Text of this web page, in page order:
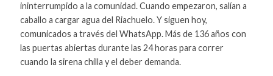
ininterrumpido a la comunidad. Cuando empezaron, salían a
caballo a cargar agua del Riachuelo. Y siguen hoy,
comunicados a través del WhatsApp. Más de 136 años con
las puertas abiertas durante las 24 horas para correr
cuando la sirena chilla y el deber demanda.